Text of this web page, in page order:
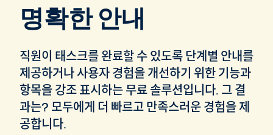
명확한 안내
직원이 태스크를 완료할 수 있도록 단계별 안내를
제공하거나 사용자 경험을 개선하기 위한 기능과
항목을 강조 표시하는 무료 솔루션입니다. 그 결
과는? 모두에게 더 빠르고 만족스러운 경험을 제
공합니다.